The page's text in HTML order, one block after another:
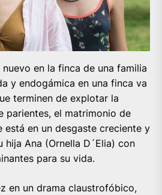
en la finca de una familia
y endogámica en una finca va
terminen de explotar la
parientes, el matrimonio de
está en un desgaste creciente y
hija Ana (Ornella D´Elia) con
para su vida.
en un drama claustrofóbico,